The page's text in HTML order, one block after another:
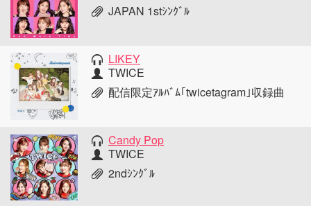
JAPAN 1stｼﾝｸﾞﾙ
LIKEY
TWICE
配信限定ｱﾙﾊﾞﾑ｢twicetagram｣収録曲
Candy Pop
TWICE
2ndｼﾝｸﾞﾙ